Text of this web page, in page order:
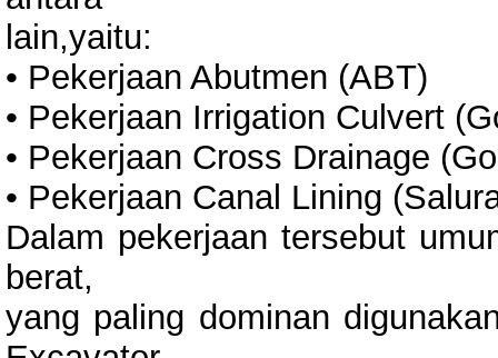
lain,yaitu:
• Pekerjaan Abutmen (ABT)
• Pekerjaan Irrigation Culvert
• Pekerjaan Cross Drainage
• Pekerjaan Canal Lining
Dalam pekerjaan tersebut
berat,
yang paling dominan